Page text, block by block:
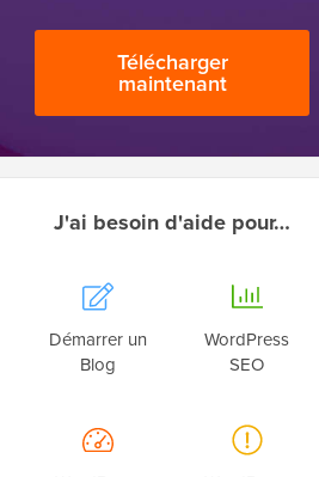
Télécharger
maintenant
J'ai besoin d'aide pour…
Démarrer un
Blog
WordPress
SEO